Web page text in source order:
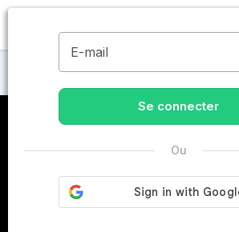
Maisons de retraite à Bridoré
E-mail
Se connecter
Ou